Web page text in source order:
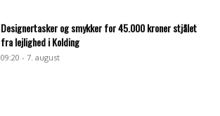
Designertasker og smykker for 45.000 kroner stjålet
fra lejlighed i Kolding
09:20 - 7. august